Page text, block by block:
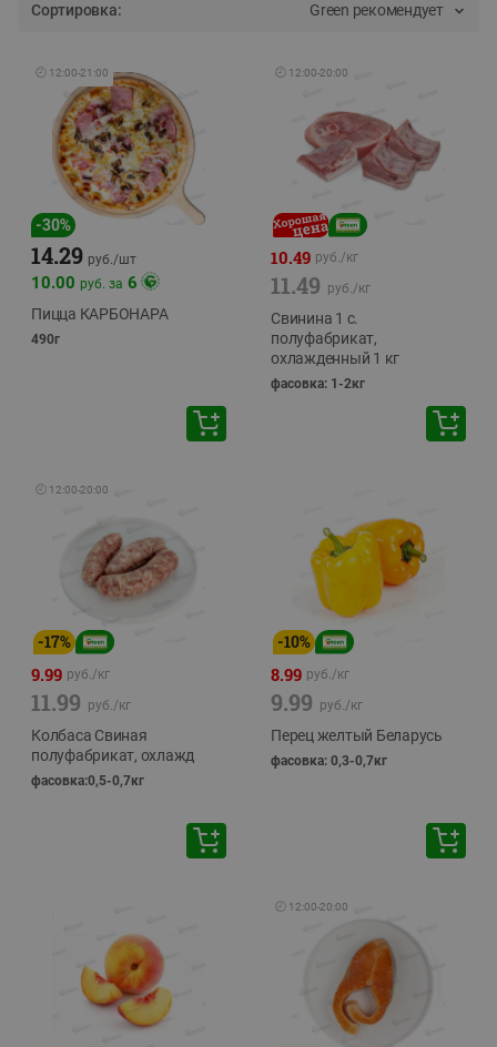
Сортировка: Green рекомендует
🕘 12:00-21:00
-30%
14.29 руб./шт
10.00 руб. за 6
Пицца КАРБОНАРА
490г
🕘 12:00-20:00
10.49 руб./кг
11.49 руб./кг
Свинина 1 с.
полуфабрикат,
охлажденный 1 кг
фасовка: 1-2кг
🕘 12:00-20:00
-17%
9.99 руб./кг
11.99 руб./кг
Колбаса Свиная
полуфабрикат, охлажд
фасовка:0,5-0,7кг
-10%
8.99 руб./кг
9.99 руб./кг
Перец желтый Беларусь
фасовка: 0,3-0,7кг
🕘 12:00-20:00